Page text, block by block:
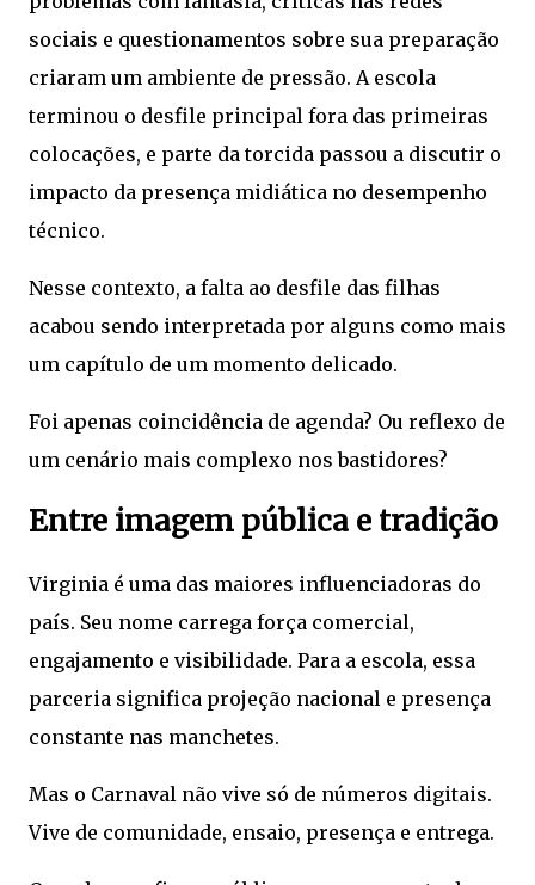
sociais e questionamentos sobre sua preparação
criaram um ambiente de pressão. A escola
terminou o desfile principal fora das primeiras
colocações, e parte da torcida passou a discutir o
impacto da presença midiática no desempenho
técnico.
Nesse contexto, a falta ao desfile das filhas
acabou sendo interpretada por alguns como mais
um capítulo de um momento delicado.
Foi apenas coincidência de agenda? Ou reflexo de
um cenário mais complexo nos bastidores?
Entre imagem pública e tradição
Virginia é uma das maiores influenciadoras do
país. Seu nome carrega força comercial,
engajamento e visibilidade. Para a escola, essa
parceria significa projeção nacional e presença
constante nas manchetes.
Mas o Carnaval não vive só de números digitais.
Vive de comunidade, ensaio, presença e entrega.